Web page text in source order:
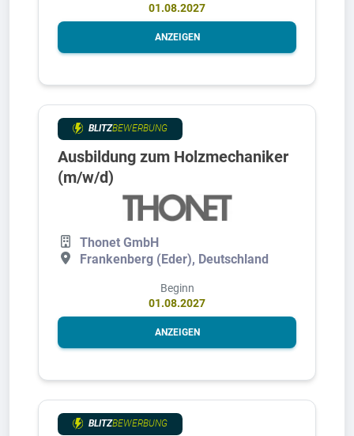
01.08.2027
ANZEIGEN
BLITZBEWERBUNG
Ausbildung zum Holzmechaniker
(m/w/d)
Thonet GmbH
Frankenberg (Eder), Deutschland
Beginn
01.08.2027
ANZEIGEN
BLITZBEWERBUNG